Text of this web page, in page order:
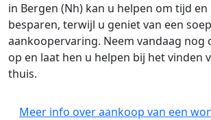
in Bergen (Nh) kan u helpen om tijd
besparen, terwijl u geniet van een
aankoopervaring. Neem vandaag nog
op en laat hen u helpen bij het vinden
thuis.
Meer info over aankoop van een